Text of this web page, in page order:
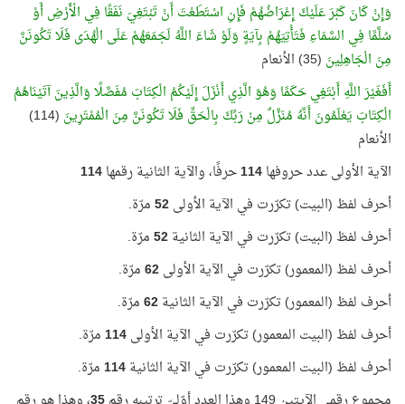
وَإِنْ كَانَ كَبُرَ عَلَيْكَ إِعْرَاضُهُمْ فَإِنِ اسْتَطَعْتَ أَنْ تَبْتَغِيَ نَفَقًا فِي الْأَرْضِ أَوْ
سُلَّمًا فِي السَّمَاءِ فَتَأْتِيَهُمْ بِآيَةٍ وَلَوْ شَاءَ اللَّهُ لَجَمَعَهُمْ عَلَى الْهُدَى فَلَا تَكُونَنَّ
مِنَ الْجَاهِلِينَ (35) الأنعام
أَفَغَيْرَ اللَّهِ أَبْتَغِي حَكَمًا وَهُوَ الَّذِي أَنْزَلَ إِلَيْكُمُ الْكِتَابَ مُفَصَّلًا وَالَّذِينَ آتَيْنَاهُمُ
الْكِتَابَ يَعْلَمُونَ أَنَّهُ مُنَزَّلٌ مِنْ رَبِّكَ بِالْحَقِّ فَلَا تَكُونَنَّ مِنَ الْمُمْتَرِينَ
(114)
الأنعام
الآية الأولى عدد حروفها114حرفًا، والآية الثانية رقمها114
أحرف لفظ (البيت) تكرّرت في الآية الأولى52مرّة.
أحرف لفظ (البيت) تكرّرت في الآية الثانية52مرّة.
أحرف لفظ (المعمور) تكرّرت في الآية الأولى62مرّة.
أحرف لفظ (المعمور) تكرّرت في الآية الثانية62مرّة.
أحرف لفظ (البيت المعمور) تكرّرت في الآية الأولى114مرّة.
أحرف لفظ (البيت المعمور) تكرّرت في الآية الثانية114مرّة.